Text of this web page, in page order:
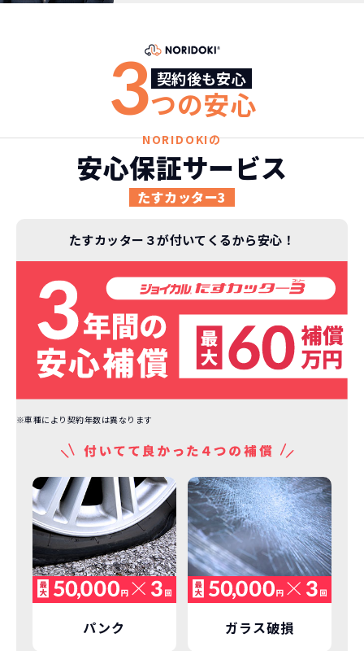
高残価設定を実現！
低価格が可能に！
ジョイカルジャパンが今まで培ってきた
日本全国・世界中の流通ネットワークと
ノウハウを集約することでこの「超高残
価設定」を実現しました。
格設定が可能となりました。
お車を返却いただく
必要があるため
通常のカーリースの場合、そのまま継続
して乗るか、購入するかなどを選べます。
しかし、NORIDOKIの場合は、車両を必
ず返却していただくことを前提とするこ
とで「超低価格」を実現しています。
3年以内の契約なので、故障リスクが非常
に少なくなります。例え故障してもメーカ
ー保証があるから安心です。
契約リスクが 少ない
ライフスタイルに合わせたお車の選択が
できます。急な引っ越し、転勤、家族が増
えるなど。その時その時の状況に合わせ
た車を選べるっていいとおもいません
か？
新型の新車に 定期的に乗換
車はだいたい３年くらいで飽きると言わ
れています。
もちろん、その人によりますが、最新型
車に常に乗り続けられるのは気持ちよ
新車購入時の税金や
諸費用などが不要
車を購入する場合、購入時に｢登録時諸費
これらの費用がコミコミの料金です。
継続的にかかる費用が
コミコミ
コミ。3年契約なので通常車検時にかかる
｢自動車重量税｣、｢自賠責保険料｣「整備
契約後も安心
3つの安心
NORIDOKIの
安心保証サービス
たすカッター3
たすカッター３が付いてくるから安心！
※車種により契約年数は異なります
パンク ガラス破損